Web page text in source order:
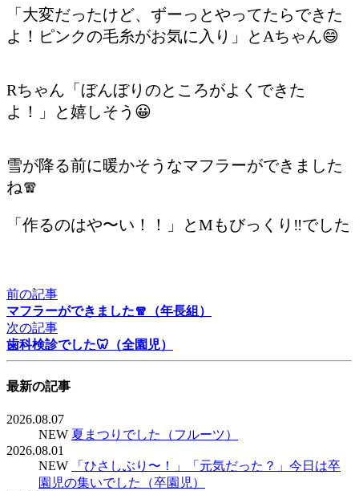
「大変だったけど、ずーっとやってたらできた
よ！ピンクの毛糸がお気に入り」とAちゃん😄
Rちゃん「ぼんぼりのところがよくできた
よ！」と嬉しそう😀
雪が降る前に暖かそうなマフラーができました
ね🧣
「作るのはや〜い！！」とMもびっくり‼️でした
前の記事
マフラーができました🧣（年長組）
次の記事
歯科検診でした🦷（全園児）
最新の記事
2026.08.07
NEW 夏まつりでした（フルーツ）
2026.08.01
NEW
「ひさしぶり〜！」「元気だった？」今日は卒
園児の集いでした（卒園児）